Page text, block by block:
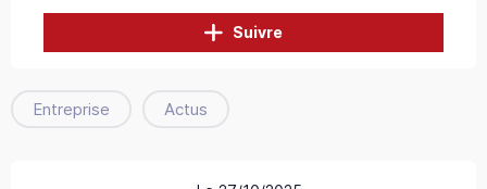
Suivre
Entreprise Actus